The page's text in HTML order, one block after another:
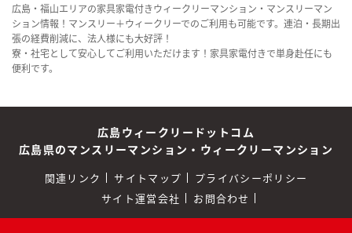
広島・福山エリアの家具家電付きウィークリーマンション・マンスリーマン
ション情報！マンスリー＋ウィークリーでのご利用も可能です。連泊・長期出
張の経費削減に、法人様にも大好評！
寮・社宅として安心してご利用いただけます！家具家電付きで単身赴任にも
便利です。
広島ウィークリードットコム
広島県のマンスリーマンション・ウィークリーマンション
関連リンク サイトマップ
プライバシーポリシー
サイト運営会社
お問合わせ